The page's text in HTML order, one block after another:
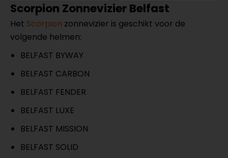
Scorpion Zonnevizier Belfast
Het Scorpion zonnevizier is geschikt voor de
volgende helmen:
BELFAST BYWAY
BELFAST CARBON
BELFAST FENDER
BELFAST LUXE
BELFAST MISSION
BELFAST SOLID